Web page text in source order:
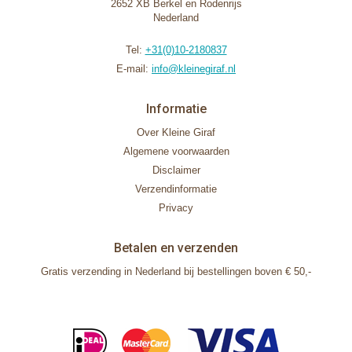
2652 XB Berkel en Rodenrijs
Nederland
Tel: +31(0)10-2180837
E-mail: info@kleinegiraf.nl
Informatie
Over Kleine Giraf
Algemene voorwaarden
Disclaimer
Verzendinformatie
Privacy
Betalen en verzenden
Gratis verzending in Nederland bij bestellingen boven € 50,-